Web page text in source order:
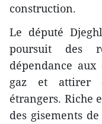
construction.
Le député
poursuit des
dépendance
gaz et attirer
étrangers. Riche
des gisements